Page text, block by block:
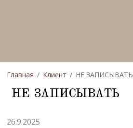
Главная Клиент НЕ ЗАПИСЫВАТЬ
НЕ ЗАПИСЫВАТЬ
26.9.2025